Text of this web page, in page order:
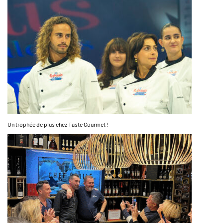
Un trophée de plus chez Taste Gourmet !